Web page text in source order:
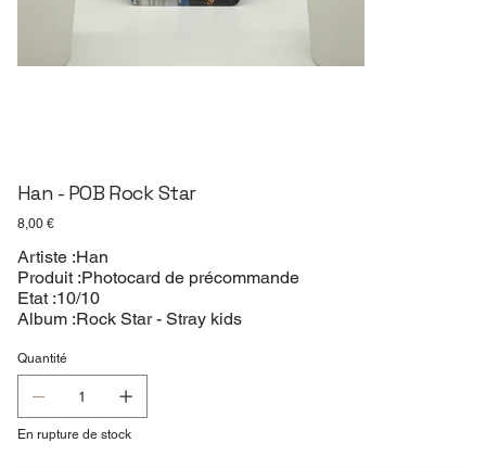
Han - POB Rock Star
Prix
8,00 €
Artiste :Han
Produit :Photocard de précommande
Etat :10/10
Album :Rock Star - Stray kids
Quantité
En rupture de stock